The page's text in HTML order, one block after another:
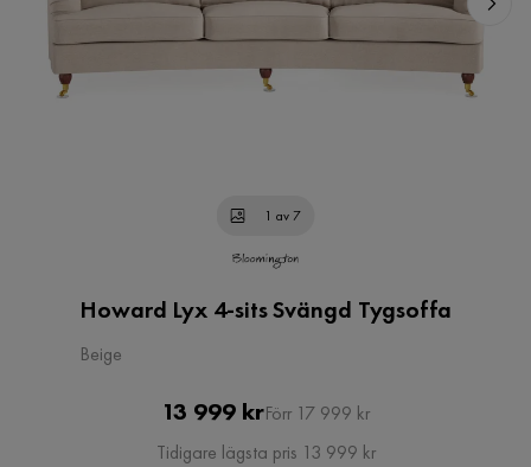
1 av 7
Howard Lyx 4-sits Svängd Tygsoffa
Beige
Pris
13 999 krOriginal
Pris
Förr 17 999 kr
Tidigare lägsta pris 13 999 kr